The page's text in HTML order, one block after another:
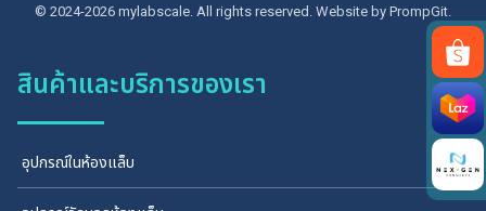
for:
© 2024-2026 mylabscale. All rights reserved. Website by PrompGit.
สินค้าและบริการของเรา
อุปกรณ์ในห้องแล็บ